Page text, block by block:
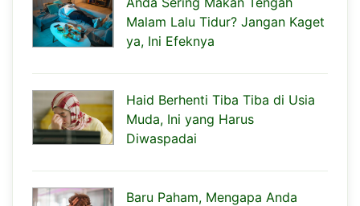
Malam Lalu Tidur? Jangan Kaget
ya, Ini Efeknya
Haid Berhenti Tiba Tiba di Usia
Muda, Ini yang Harus
Diwaspadai
Baru Paham, Mengapa Anda